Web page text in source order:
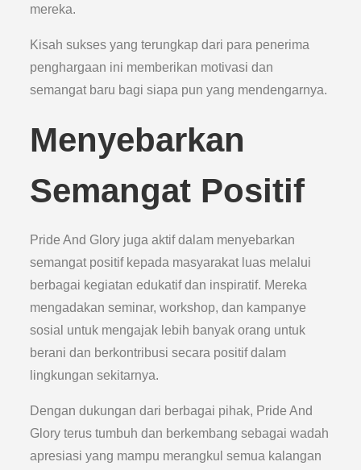
mereka.
Kisah sukses yang terungkap dari para penerima
penghargaan ini memberikan motivasi dan
semangat baru bagi siapa pun yang mendengarnya.
Menyebarkan
Semangat Positif
Pride And Glory juga aktif dalam menyebarkan
semangat positif kepada masyarakat luas melalui
berbagai kegiatan edukatif dan inspiratif. Mereka
mengadakan seminar, workshop, dan kampanye
sosial untuk mengajak lebih banyak orang untuk
berani dan berkontribusi secara positif dalam
lingkungan sekitarnya.
Dengan dukungan dari berbagai pihak, Pride And
Glory terus tumbuh dan berkembang sebagai wadah
apresiasi yang mampu merangkul semua kalangan